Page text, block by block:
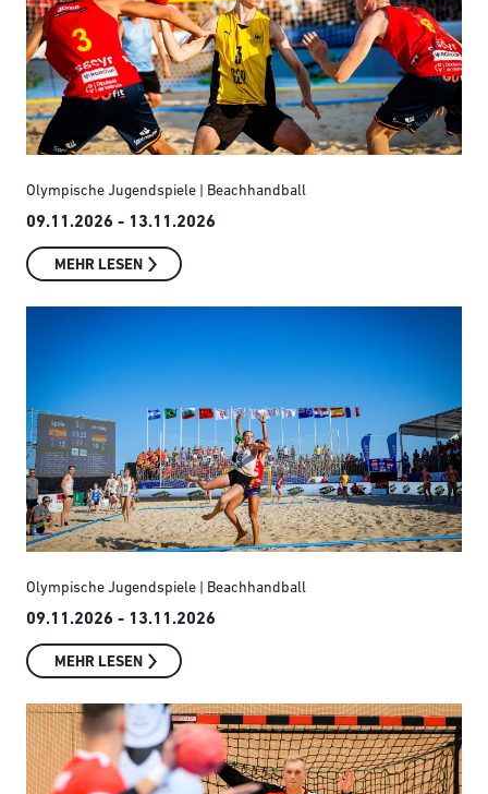
Olympische Jugendspiele | Beachhandball
09.11.2026 - 13.11.2026
MEHR LESEN
Olympische Jugendspiele | Beachhandball
09.11.2026 - 13.11.2026
MEHR LESEN